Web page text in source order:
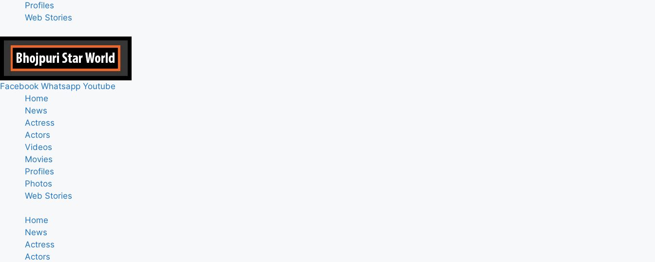
Profiles
Web Stories
Facebook Whatsapp Youtube
Home
News
Actress
Actors
Videos
Movies
Profiles
Photos
Web Stories
Home
News
Actress
Actors